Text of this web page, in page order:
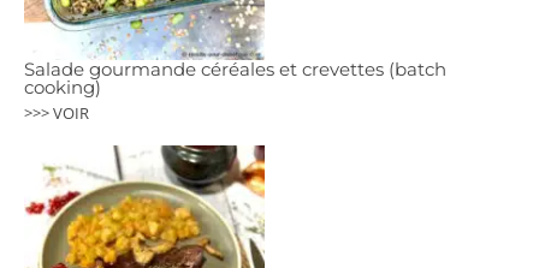
Salade gourmande céréales et crevettes (batch
cooking)
>>> VOIR